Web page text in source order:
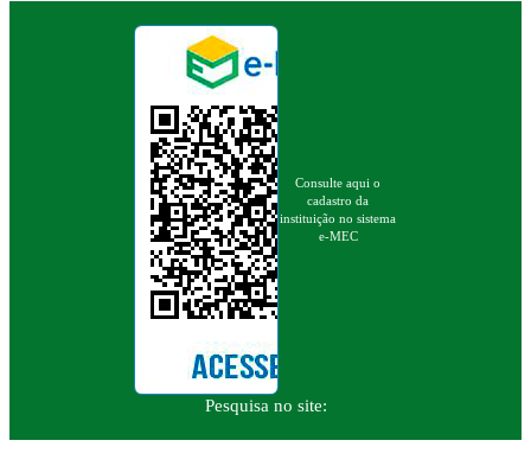
Consulte aqui o
cadastro da
instituição no sistema
e-MEC
Pesquisa no site: